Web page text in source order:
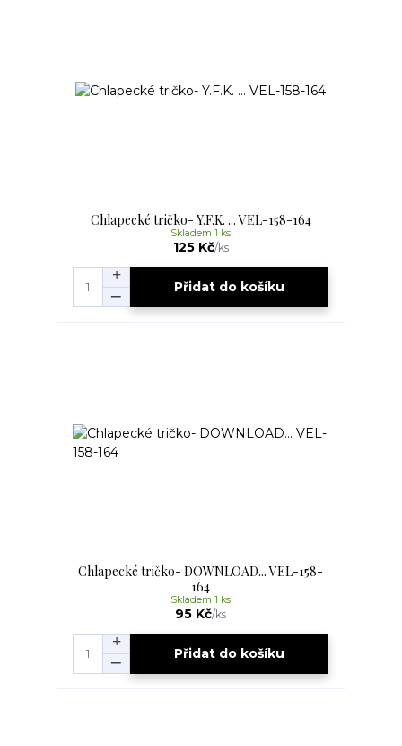
Chlapecké tričko- Y.F.K. ... VEL-158-164
125 Kč/ks
Skladem 1 ks
Přidat do košíku
Chlapecké tričko- DOWNLOAD... VEL-158-
164
95 Kč/ks
Skladem 1 ks
Přidat do košíku